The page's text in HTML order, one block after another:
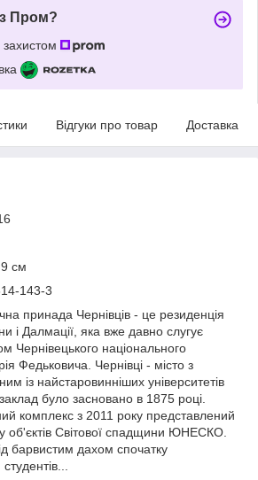
Пром?
Відгуки про товар Доставка
см
143-3
принада Чернівців - це резиденція
і Далмації, яка вже давно слугує
Чернівецького національного
Федьковича. Чернівці - місто з
із найстаровинніших університетів
було засновано в 1875 році.
комплекс з 2011 року представлений
об'єктів Світової спадщини ЮНЕСКО.
барвистим дахом спочатку